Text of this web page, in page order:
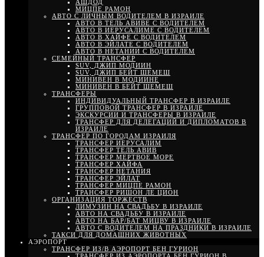
АШДОД
МИЦПЕ РАМОН
АВТО С ЛИЧНЫМ ВОДИТЕЛЕМ В ИЗРАИЛЕ
АВТО В ТЕЛЬ АВИВЕ С ВОДИТЕЛЕМ
АВТО В ИЕРУСАЛИМЕ С ВОДИТЕЛЕМ
АВТО В ХАЙФЕ С ВОДИТЕЛЕМ
АВТО В ЭЙЛАТЕ С ВОДИТЕЛЕМ
АВТО В НЕТАНИИ С ВОДИТЕЛЕМ
СЕМЕЙНЫЙ ТРАНСФЕР
SUV, ДЖИП МОДИИН
SUV, ДЖИП БЕЙТ ШЕМЕШ
МИНИВЕН В МОДИИНЕ
МИНИВЕН В БЕЙТ ШЕМЕШ
ТРАНСФЕРЫ
ИНДИВИДУАЛЬНЫЙ ТРАНСФЕР В ИЗРАИЛЕ
ГРУППОВОЙ ТРАНСФЕР В ИЗРАИЛЕ
ЭКСКУРСИИ И ТРАНСФЕРЫ В ИЗРАИЛЕ
ТРАНСФЕР ДЛЯ ДЕЛЕГАЦИЙ И ДИПЛОМАТОВ В
ИЗРАИЛЕ
ТРАНСФЕР ПО ГОРОДАМ ИЗРАИЛЯ
ТРАНСФЕР ИЕРУСАЛИМ
ТРАНСФЕР ТЕЛЬ АВИВ
ТРАНСФЕР МЕРТВОЕ МОРЕ
ТРАНСФЕР ХАЙФА
ТРАНСФЕР НЕТАНИЯ
ТРАНСФЕР ЭЙЛАТ
ТРАНСФЕР МИЦПЕ РАМОН
ТРАНСФЕР РИШОН ЛЕ ЦИОН
ОРГАНИЗАЦИЯ ТОРЖЕСТВ
ЛИМУЗИН НА СВАДЬБУ В ИЗРАИЛЕ
АВТО НА СВАДЬБУ В ИЗРАИЛЕ
АВТО НА БАР/БАТ МИЦВУ В ИЗРАИЛЕ
АВТО С ВОДИТЕЛЕМ НА ПРАЗДНИКИ В ИЗРАИЛЕ
ТАКСИ ДЛЯ ДОМАШНИХ ЖИВОТНЫХ
АЭРОПОРТ
ТРАНСФЕР ИЗ/В АЭРОПОРТ БЕН ГУРИОН